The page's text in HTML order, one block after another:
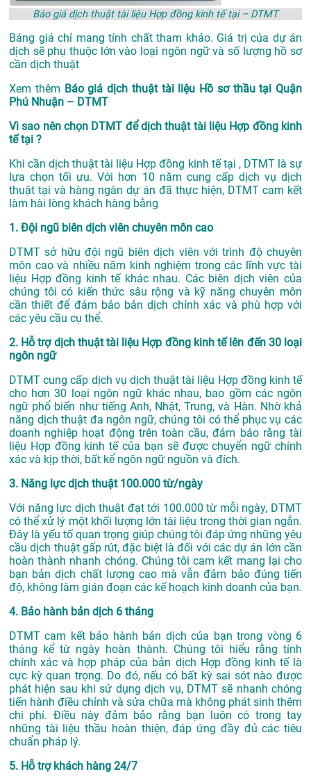
Báo giá dịch thuật tài liệu Hợp đồng kinh tế tại – DTMT
Bảng giá chỉ mang tính chất tham khảo. Giá trị của dự án
dịch sẽ phụ thuộc lớn vào loại ngôn ngữ và số lượng hồ sơ
cần dịch thuật
Xem thêm Báo giá dịch thuật tài liệu Hồ sơ thầu tại Quận
Phú Nhuận – DTMT
Vì sao nên chọn DTMT để dịch thuật tài liệu Hợp đồng kinh
tế tại ?
Khi cần dịch thuật tài liệu Hợp đồng kinh tế tại , DTMT là sự
lựa chọn tối ưu. Với hơn 10 năm cung cấp dịch vụ dịch
thuật tại và hàng ngàn dự án đã thực hiện, DTMT cam kết
làm hài lòng khách hàng bằng
1. Đội ngũ biên dịch viên chuyên môn cao
DTMT sở hữu đội ngũ biên dịch viên với trình độ chuyên
môn cao và nhiều năm kinh nghiệm trong các lĩnh vực tài
liệu Hợp đồng kinh tế khác nhau. Các biên dịch viên của
chúng tôi có kiến thức sâu rộng và kỹ năng chuyên môn
cần thiết để đảm bảo bản dịch chính xác và phù hợp với
các yêu cầu cụ thể.
2. Hỗ trợ dịch thuật tài liệu Hợp đồng kinh tế lên đến 30 loại
ngôn ngữ
DTMT cung cấp dịch vụ dịch thuật tài liệu Hợp đồng kinh tế
cho hơn 30 loại ngôn ngữ khác nhau, bao gồm các ngôn
ngữ phổ biến như tiếng Anh, Nhật, Trung, và Hàn. Nhờ khả
năng dịch thuật đa ngôn ngữ, chúng tôi có thể phục vụ các
doanh nghiệp hoạt động trên toàn cầu, đảm bảo rằng tài
liệu Hợp đồng kinh tế của bạn sẽ được chuyển ngữ chính
xác và kịp thời, bất kể ngôn ngữ nguồn và đích.
3. Năng lực dịch thuật 100.000 từ/ngày
Với năng lực dịch thuật đạt tới 100.000 từ mỗi ngày, DTMT
có thể xử lý một khối lượng lớn tài liệu trong thời gian ngắn.
Đây là yếu tố quan trọng giúp chúng tôi đáp ứng những yêu
cầu dịch thuật gấp rút, đặc biệt là đối với các dự án lớn cần
hoàn thành nhanh chóng. Chúng tôi cam kết mang lại cho
bạn bản dịch chất lượng cao mà vẫn đảm bảo đúng tiến
độ, không làm gián đoạn các kế hoạch kinh doanh của bạn.
4. Bảo hành bản dịch 6 tháng
DTMT cam kết bảo hành bản dịch của bạn trong vòng 6
tháng kể từ ngày hoàn thành. Chúng tôi hiểu rằng tính
chính xác và hợp pháp của bản dịch Hợp đồng kinh tế là
cực kỳ quan trọng. Do đó, nếu có bất kỳ sai sót nào được
phát hiện sau khi sử dụng dịch vụ, DTMT sẽ nhanh chóng
tiến hành điều chỉnh và sửa chữa mà không phát sinh thêm
chi phí. Điều này đảm bảo rằng bạn luôn có trong tay
những tài liệu thầu hoàn thiện, đáp ứng đầy đủ các tiêu
chuẩn pháp lý.
5. Hỗ trợ khách hàng 24/7